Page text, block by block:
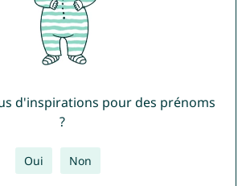
d'inspirations pour des prénoms
?
Oui Non